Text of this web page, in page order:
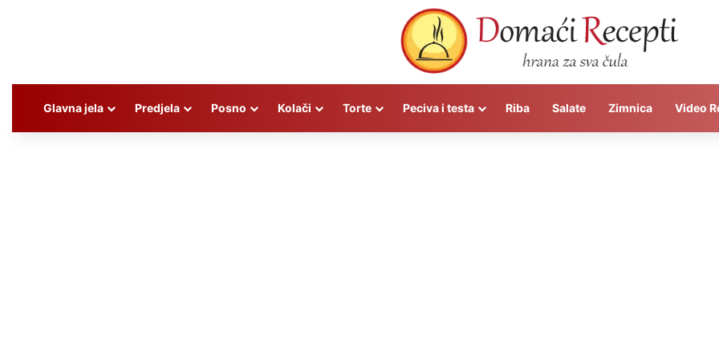
Glavna jela Predjela Posno Kolači Torte Peciva i testa Riba Salate Zimnica Video